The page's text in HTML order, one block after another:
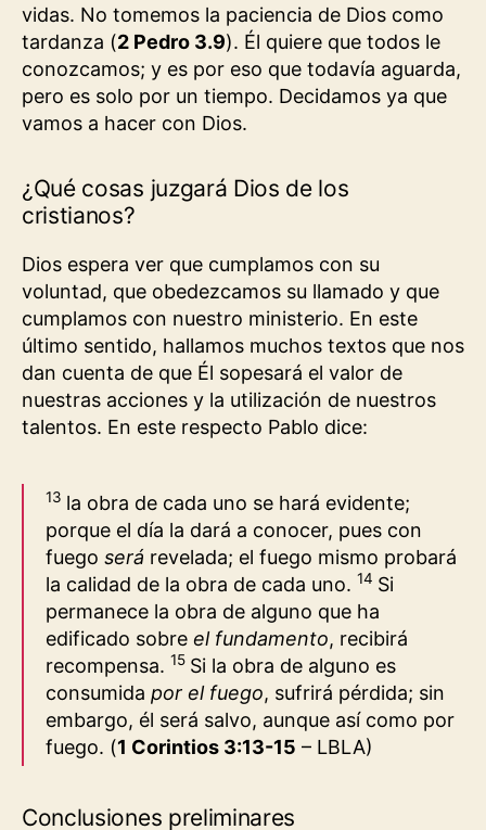
vidas. No tomemos la paciencia de Dios como
tardanza (2 Pedro 3.9). Él quiere que todos le
conozcamos; y es por eso que todavía aguarda,
pero es solo por un tiempo. Decidamos ya que
vamos a hacer con Dios.
¿Qué cosas juzgará Dios de los
cristianos?
Dios espera ver que cumplamos con su
voluntad, que obedezcamos su llamado y que
cumplamos con nuestro ministerio. En este
último sentido, hallamos muchos textos que nos
dan cuenta de que Él sopesará el valor de
nuestras acciones y la utilización de nuestros
talentos. En este respecto Pablo dice:
13 la obra de cada uno se hará evidente;
porque el día la dará a conocer, pues con
fuego será revelada; el fuego mismo probará
la calidad de la obra de cada uno. 14 Si
permanece la obra de alguno que ha
edificado sobre el fundamento, recibirá
recompensa. 15 Si la obra de alguno es
consumida por el fuego, sufrirá pérdida; sin
embargo, él será salvo, aunque así como por
fuego. (1 Corintios 3:13-15 – LBLA)
Conclusiones preliminares